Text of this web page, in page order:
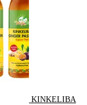
KINKELIBA